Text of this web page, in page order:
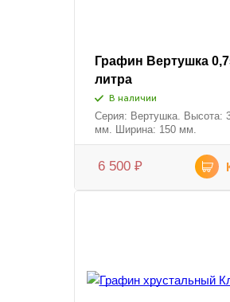
Графин Вертушка
литра
В наличии
Серия: Вертушка. Высота:
мм. Ширина: 150 мм.
6 500 ₽